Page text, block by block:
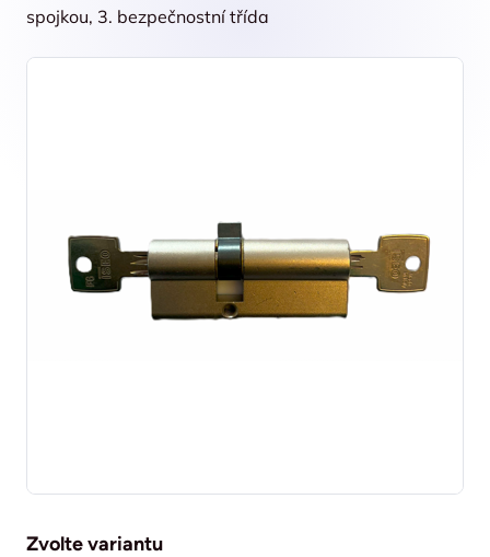
spojkou, 3. bezpečnostní třída
Zvolte variantu